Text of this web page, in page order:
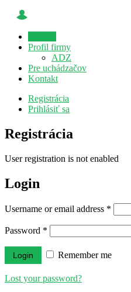
Profil firmy
ADZ
Pre uchádzačov
Kontakt
Registrácia
Prihlásiť sa
Registrácia
User registration is not enabled
Login
Username or email address *
Password *
Remember me
Lost your password?